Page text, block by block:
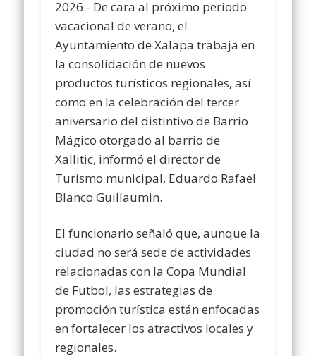
2026.- De cara al próximo periodo
vacacional de verano, el
Ayuntamiento de Xalapa trabaja en
la consolidación de nuevos
productos turísticos regionales, así
como en la celebración del tercer
aniversario del distintivo de Barrio
Mágico otorgado al barrio de
Xallitic, informó el director de
Turismo municipal, Eduardo Rafael
Blanco Guillaumin.
El funcionario señaló que, aunque la
ciudad no será sede de actividades
relacionadas con la Copa Mundial
de Futbol, las estrategias de
promoción turística están enfocadas
en fortalecer los atractivos locales y
regionales.